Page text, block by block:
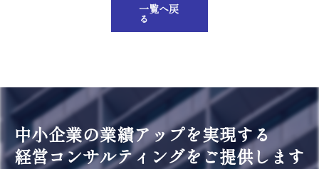
一覧へ戻
る
中小企業の業績アップを実現する
経営コンサルティングをご提供します